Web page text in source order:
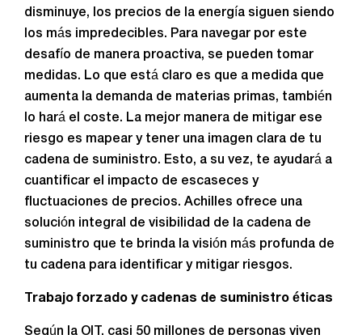
disminuye, los precios de la energía siguen siendo
los más impredecibles. Para navegar por este
desafío de manera proactiva, se pueden tomar
medidas. Lo que está claro es que a medida que
aumenta la demanda de materias primas, también
lo hará el coste. La mejor manera de mitigar ese
riesgo es mapear y tener una imagen clara de tu
cadena de suministro. Esto, a su vez, te ayudará a
cuantificar el impacto de escaseces y
fluctuaciones de precios. Achilles ofrece una
solución integral de visibilidad de la cadena de
suministro que te brinda la visión más profunda de
tu cadena para identificar y mitigar riesgos.
Trabajo forzado y cadenas de suministro éticas
Según la OIT, casi 50 millones de personas viven